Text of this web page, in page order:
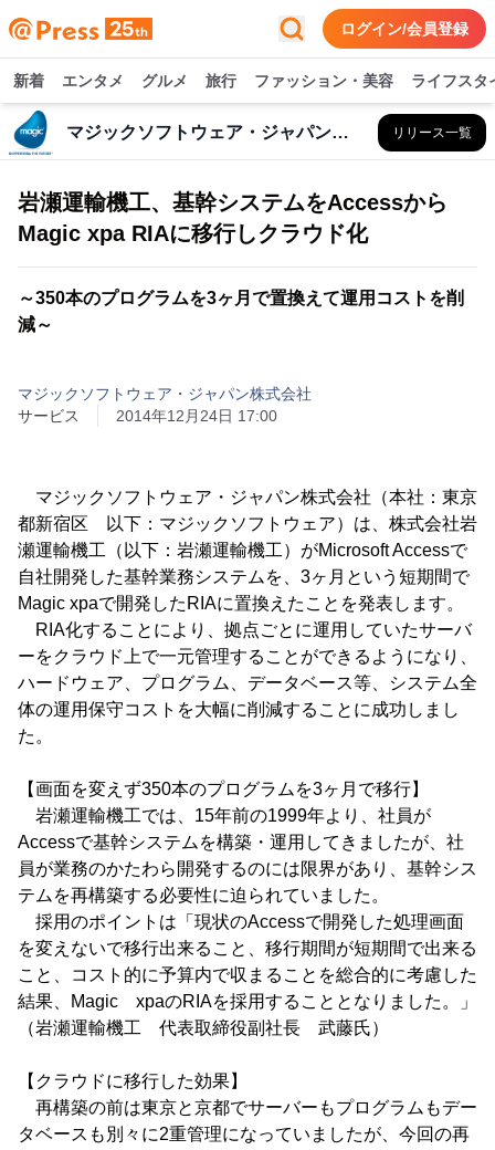
ログイン/会員登録
新着 エンタメ グルメ 旅行 ファッション・美容 ライフスタ
マジックソフトウェア・ジャパン株式会社 リリース一覧
岩瀬運輸機工、基幹システムをAccessから
Magic xpa RIAに移行しクラウド化
～350本のプログラムを3ヶ月で置換えて運用コストを削
減～
マジックソフトウェア・ジャパン株式会社
サービス
2014年12月24日 17:00
マジックソフトウェア・ジャパン株式会社（本社：東京
都新宿区 以下：マジックソフトウェア）は、株式会社岩
瀬運輸機工（以下：岩瀬運輸機工）がMicrosoft Accessで
自社開発した基幹業務システムを、3ヶ月という短期間で
Magic xpaで開発したRIAに置換えたことを発表します。
RIA化することにより、拠点ごとに運用していたサーバ
ーをクラウド上で一元管理することができるようになり、
ハードウェア、プログラム、データベース等、システム全
体の運用保守コストを大幅に削減することに成功しまし
た。
【画面を変えず350本のプログラムを3ヶ月で移行】
岩瀬運輸機工では、15年前の1999年より、社員が
Accessで基幹システムを構築・運用してきましたが、社
員が業務のかたわら開発するのには限界があり、基幹シス
テムを再構築する必要性に迫られていました。
採用のポイントは「現状のAccessで開発した処理画面
を変えないで移行出来ること、移行期間が短期間で出来る
こと、コスト的に予算内で収まることを総合的に考慮した
結果、Magic xpaのRIAを採用することとなりました。」
（岩瀬運輸機工 代表取締役副社長 武藤氏）
【クラウドに移行した効果】
再構築の前は東京と京都でサーバーもプログラムもデー
タベースも別々に2重管理になっていましたが、今回の再